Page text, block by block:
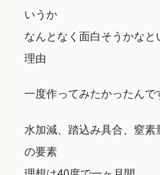
いうか
なんとなく面白そうかなと
理由
一度作ってみたかったんで
水加減、踏込み具合、窒
の要素